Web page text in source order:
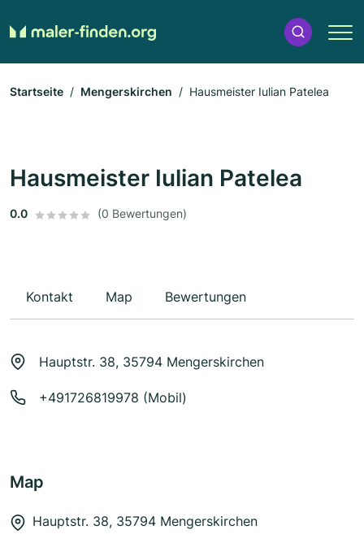
Startseite Mengerskirchen Hausmeister Iulian Patelea
Hausmeister Iulian Patelea
0.0 (0 Bewertungen)
Kontakt Map Bewertungen
Hauptstr. 38, 35794 Mengerskirchen
+491726819978 (Mobil)
Map
Hauptstr. 38, 35794 Mengerskirchen